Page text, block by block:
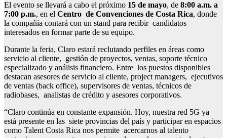
El evento se llevará a cabo el próximo 15 de mayo, de 8:00 a.m. a
7:00 p.m., en el Centro de Convenciones de Costa Rica, donde
la compañía contará con un stand para recibir candidatos
interesados en formar parte de su equipo.
Durante la feria, Claro estará reclutando perfiles en áreas como
servicio al cliente, gestión de proyectos, ventas, soporte técnico
especializado y análisis financiero. Entre los puestos disponibles
destacan asesores de servicio al cliente, project managers, ejecutivos
de ventas (back office), supervisores de ventas, técnicos de
radiobases, analistas de crédito y asesores corporativos.
“Claro continúa en constante expansión. Hoy, nuestra red 5G ya
está presente en las siete provincias del país y participar en espacios
como Talent Costa Rica nos permite acercarnos al talento